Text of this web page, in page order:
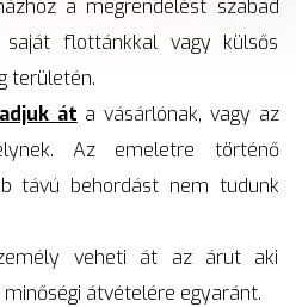
a megrendelést szabad
saját flottánkkal vagy külsős
területén.
át a vásárlónak, vagy az
Az emeletre történő
távú behordást nem tudunk
veheti át az árut aki
átvételére egyaránt.